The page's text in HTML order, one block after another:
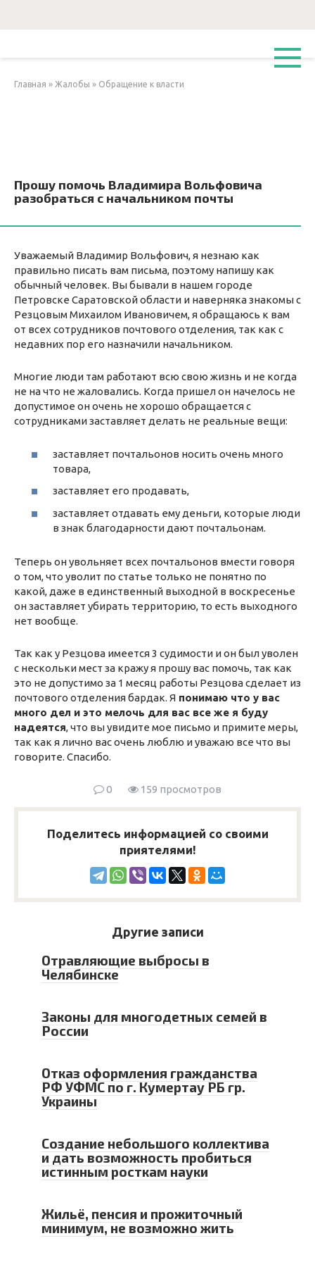
Главная » Жалобы » Обращение к власти
Прошу помочь Владимира Вольфовича
разобраться с начальником почты
Уважаемый Владимир Вольфович, я незнаю как
правильно писать вам письма, поэтому напишу как
обычный человек. Вы бывали в нашем городе
Петровске Саратовской области и наверняка знакомы с
Резцовым Михаилом Ивановичем, я обращаюсь к вам
от всех сотрудников почтового отделения, так как с
недавних пор его назначили начальником.
Многие люди там работают всю свою жизнь и не когда
не на что не жаловались. Когда пришел он начелось не
допустимое он очень не хорошо обращается с
сотрудниками заставляет делать не реальные вещи:
заставляет почтальонов носить очень много
товара,
заставляет его продавать,
заставляет отдавать ему деньги, которые люди
в знак благодарности дают почтальонам.
Теперь он увольняет всех почтальонов вмести говоря
о том, что уволит по статье только не понятно по
какой, даже в единственный выходной в воскресенье
он заставляет убирать территорию, то есть выходного
нет вообще.
Так как у Резцова имеется 3 судимости и он был уволен
с нескольки мест за кражу я прошу вас помочь, так как
это не допустимо за 1 месяц работы Резцова сделает из
почтового отделения бардак. Я понимаю что у вас
много дел и это мелочь для вас все же я буду
надеятся, что вы увидите мое письмо и примите меры,
так как я лично вас очень люблю и уважаю все что вы
говорите. Спасибо.
0 159 просмотров
Поделитесь информацией со своими
приятелями!
Другие записи
Отравляющие выбросы в
Челябинске
Законы для многодетных семей в
России
Отказ оформления гражданства
РФ УФМС по г. Кумертау РБ гр.
Украины
Создание небольшого коллектива
и дать возможность пробиться
истинным росткам науки
Жильё, пенсия и прожиточный
минимум, не возможно жить